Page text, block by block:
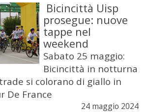
Bicincittà Uisp
prosegue: nuove
tappe nel
weekend
Sabato 25 maggio:
Bicincittà in notturna
si colorano di giallo in
De France
24 maggio 2024